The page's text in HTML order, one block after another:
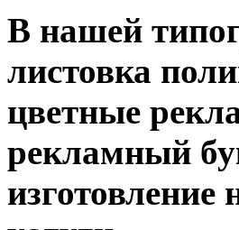
В нашей
листовка
цветные
рекламный